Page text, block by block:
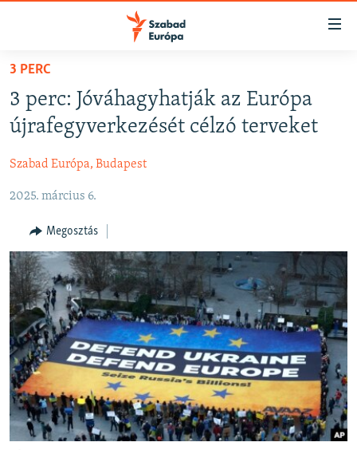
Akadálymentes
Ugrás
fő
oldalra
Ugrás
Ugrás
AKTUÁLIS
PODCASTOK
VIDEÓK
ELEMZŐ
NER15
SZABADON
TÁRSADALOM
DEMOKRÁCIA
A PÉNZ NYOMÁBAN
EURÓPAI UNIÓ
VILÁG
KLÍMAVÁLTOZÁS
3 PERC
3 perc: Jóváhagyhatják az Európa
újrafegyverkezését célzó terveket
Szabad Európa, Budapest
2025. március 6.
Megosztás